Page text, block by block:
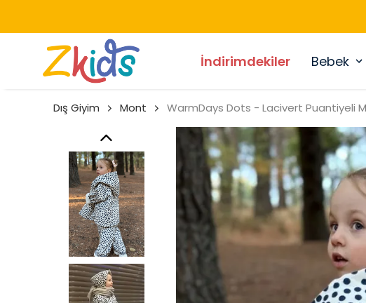
İndirimdekiler Bebek
Dış Giyim Mont WarmDays Dots - Lacivert Puantiyeli